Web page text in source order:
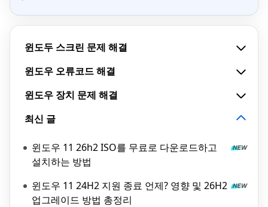
윈도두 스크린 문제 해결
윈도우 오류코드 해결
윈도우 장치 문제 해결
최신 글
윈도우 11 26h2 ISO를 무료로 다운로드하고
설치하는 방법
윈도우 11 24H2 지원 종료 언제? 영향 및 26H2
업그레이드 방법 총정리